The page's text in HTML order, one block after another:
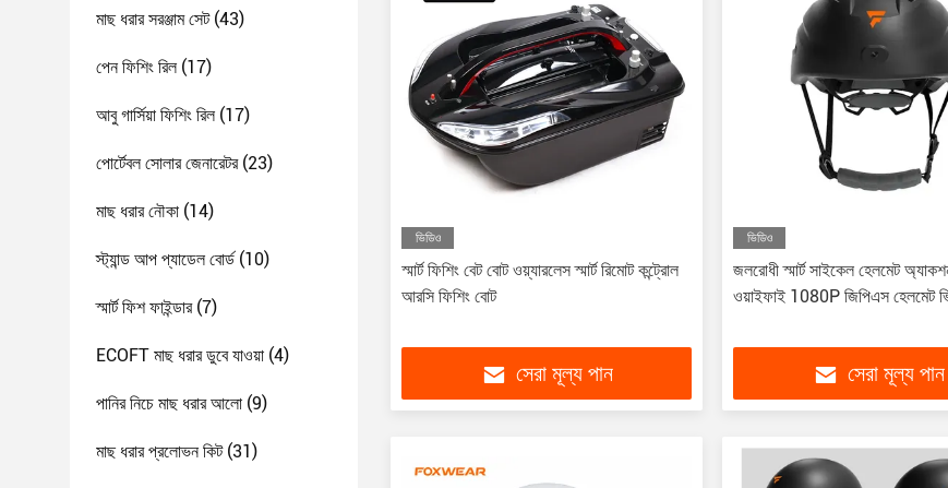
মাছ ধরার সরঞ্জাম সেট(43)
পেন ফিশিং রিল(17)
আবু গার্সিয়া ফিশিং রিল(17)
পোর্টেবল সোলার জেনারেটর(23)
মাছ ধরার নৌকা (14)
স্ট্যান্ড আপ প্যাডেল বোর্ড(10)
স্মার্ট ফিশ ফাইন্ডার(7)
ECOFT মাছ ধরার ডুবে যাওয়া (4)
পানির নিচে মাছ ধরার আলো (9)
মাছ ধরার প্রলোভন কিট(31)
ভিডিও
স্মার্ট ফিশিং বেট বোট ওয়্যারলেস স্মার্ট রিমোট কন্ট্রোল
আরসি ফিশিং বোট
সেরা মূল্য পান
ভিডিও
জলরোধী স্মার্ট সাইকেল হেলমেট
ওয়াইফাই 1080P জিপিএস হেলমেট
সেরা মূল্য পান